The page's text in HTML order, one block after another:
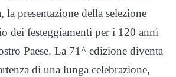
presentazione della selezione
dei festeggiamenti per i 120 anni
Paese. La 71^ edizione diventa
di una lunga celebrazione,